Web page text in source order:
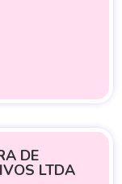
DE
LTDA